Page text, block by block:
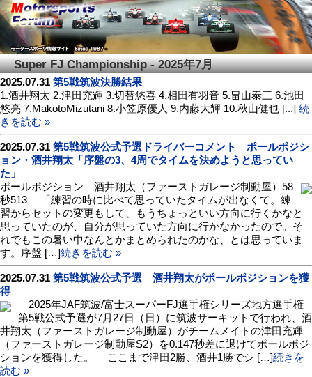
Super FJ Championship - 2025年7月
2025.07.31 第5戦筑波決勝結果
1.酒井翔太 2.津田充輝 3.切替悠喜 4.相田有羽音 5.畠山泰三 6.池田
悠亮 7.MakotoMizutani 8.小笠原優人 9.内藤大輝 10.秋山健也 [...] 続
きを読む »
2025.07.31 第5戦筑波公式予選ドライバーコメント ポールポジシ
ョン・酒井翔太「序盤の3、4周でタイムを決めようと思ってい
た」
ポールポジション 酒井翔太（ファーストガレージ制動屋）58
秒513 「練習の時に比べて思っていたタイムが出なくて。練
習からセットの変更もして、もうちょっといい方向に行くかなと
思っていたのが、自分が思っていた方向に行かなかったので。そ
れでもこの暑い中なんとかまとめられたのかな、とは思っていま
す。序盤 […]続きを読む »
2025.07.31 第5戦筑波公式予選 酒井翔太がポールポジションを獲
得
2025年JAF筑波/富士スーパーFJ選手権シリーズ地方選手権
第5戦公式予選が7月27日（日）に筑波サーキットで行われ、酒
井翔太（ファーストガレージ制動屋）がチームメイトの津田充輝
（ファーストガレージ制動屋S2）を0.147秒差に退けてポールポジ
ションを獲得した。 ここまで津田2勝、酒井1勝でシ […]続きを
読む »